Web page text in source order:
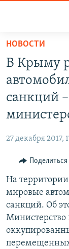
Вернуться
основному
содержанию
главной
Вернутся
поиску
СПЕЦПРОЕКТЫ
ИНТЕРАКТИВ
ИНФОГРАФИКА
ТЕЛЕПРОЕКТ
СОВЕТЫ
ПРОПАВШИЕ БЕЗ
ПОБЕДИТЕЛЕЙ
РАДІО СВОБОДА
КАК ОБОЙТИ
Українською
Qırımtatar
НОВОСТИ
В Крыму
санкций
27 декабря 2017,
Поделиться
На
мировые
санкций. Об
Министерство